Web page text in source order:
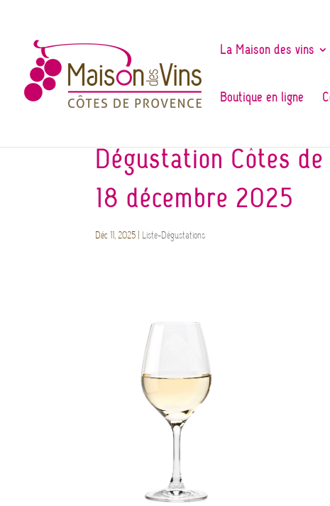
La Maison des vins
Boutique en ligne
Dégustation Côtes de
18 décembre 2025
Déc 11, 2025 Liste-Dégustations